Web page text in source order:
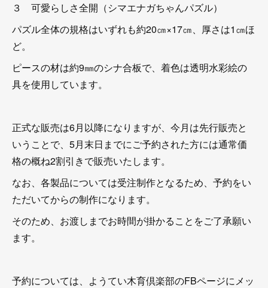
３ 可愛らしさ全開（シマエナガちゃんパズル）
パズル全体の規格はいずれも約20㎝×17㎝、厚さは1㎝ほ
ど。
ピースの材は約9㎜のシナ合板で、着色は透明水彩絵の
具を使用しています。
正式な販売は6月以降になりますが、今月は先行販売と
いうことで、5月末日までにご予約された方には通常価
格の概ね2割引きで販売いたします。
なお、各製品については受注制作となるため、予約をい
ただいてからの制作になります。
そのため、お渡しまでお時間が掛かることをご了承願い
ます。
予約については、ようてい木育倶楽部のFBページにメッ